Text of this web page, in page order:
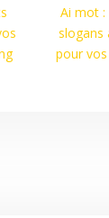
Ai mot :
slogans
pour